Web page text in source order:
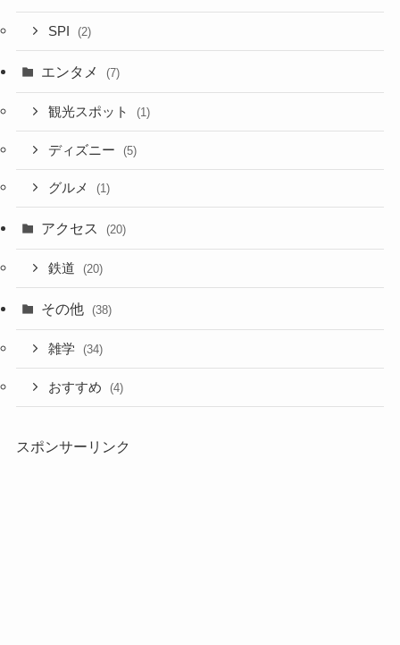
SPI (2)
エンタメ (7)
観光スポット (1)
ディズニー (5)
グルメ (1)
アクセス (20)
鉄道 (20)
その他 (38)
雑学 (34)
おすすめ (4)
スポンサーリンク